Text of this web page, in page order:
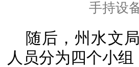
手持设
随后，州水文
人员分为四个小